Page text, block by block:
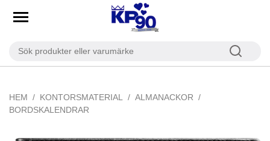
HEM KONTORSMATERIAL
ALMANACKOR
BORDSKALENDRAR